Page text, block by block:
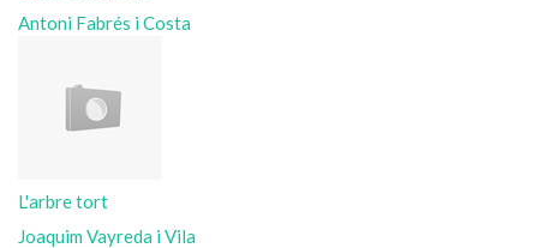
Antoni Fabrés i Costa
L'arbre tort
Joaquim Vayreda i Vila